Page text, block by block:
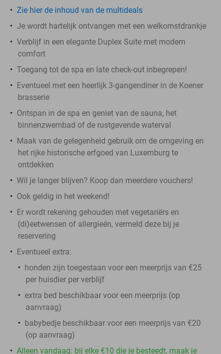
Zie hier de inhoud van de multideals
Je wordt hartelijk ontvangen met een welkomstdrankje
Verblijf in een elegante Duplex Suite met modern
comfort
Toegang tot de spa en late check-out inbegrepen!
Eventueel met een heerlijk 3-gangendiner in de Koener
brasserie
Ontspan in de spa en geniet van de sauna, het
binnenzwembad of de rustgevende waterval
Maak van de gelegenheid gebruik om de omgeving en
het rijke historische erfgoed van Luxemburg te
ontdekken
Wil je langer blijven? Koop dan meerdere vouchers!
Ook geldig in het weekend!
Er wordt rekening gehouden met vegetariërs en
(di)eetwensen of allergieën, vermeld deze bij je
reservering
Eventueel extra:
honden zijn toegestaan voor een meerprijs van €25
per huisdier per verblijf
extra bed beschikbaar voor een meerprijs (op
aanvraag)
babybedje beschikbaar voor een meerprijs van €20
(op aanvraag)
Alleen vandaag: bij elke €10 die je besteedt, maak je